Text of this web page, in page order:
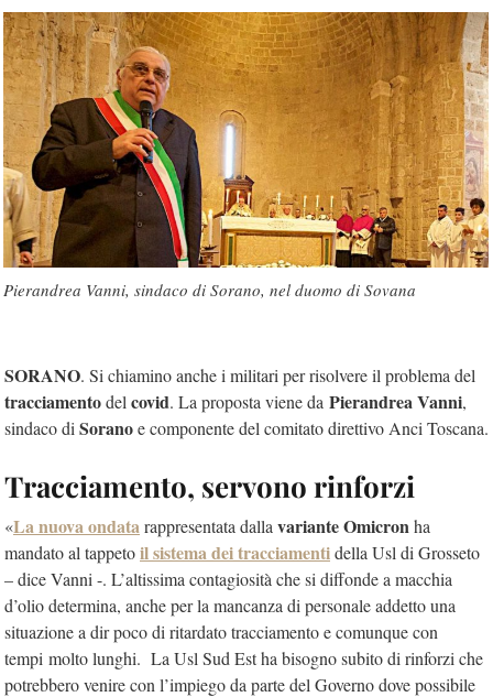
Pierandrea Vanni, sindaco di Sorano, nel duomo di Sovana
SORANO. Si chiamino anche i militari per risolvere il problema del
tracciamentodel covid. La proposta viene da Pierandrea Vanni,
sindaco di Soranoe componente del comitato direttivo Anci Toscana.
Tracciamento, servono rinforzi
«La nuova ondatarappresentata dalla variante Omicronha
mandato al tappetoil sistema dei tracciamentidella Usl di Grosseto
– dice Vanni -. L’altissima contagiosità che si diffonde a macchia
d’olio determina, anche per la mancanza di personale addetto una
situazione a dir poco di ritardato tracciamento e comunque con
tempi molto lunghi. La Usl Sud Est ha bisogno subito di rinforzi che
potrebbero venire con l’impiego da parte del Governo dove possibile